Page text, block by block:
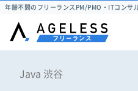
年齢不問のフリーランスPM/PMO・ITコンサ